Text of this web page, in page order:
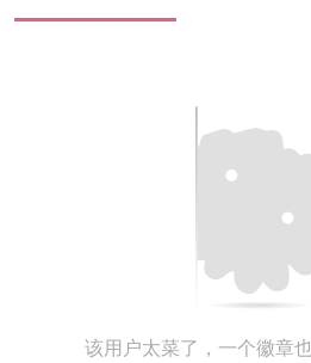
该用户太菜了，一个徽章